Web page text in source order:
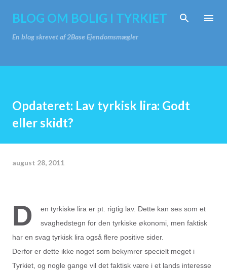
Gå videre til hovedindholdet
BLOG OM BOLIG I TYRKIET
En blog skrevet af 2Base Ejendomsmægler
Opdateret: Lav tyrkisk lira: Godt
eller skidt?
august 28, 2011
D
en tyrkiske lira er pt. rigtig lav. Dette kan ses som et
svaghedstegn for den tyrkiske økonomi, men faktisk
har en svag tyrkisk lira også flere positive sider.
Derfor er dette ikke noget som bekymrer specielt meget i
Tyrkiet, og nogle gange vil det faktisk være i et lands interesse